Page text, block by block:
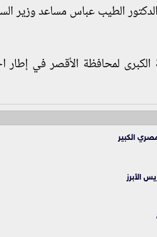
الطيب عباس مساعد وزير
الكبرى لمحافظة الأقصر في
الكبير
الأبرز